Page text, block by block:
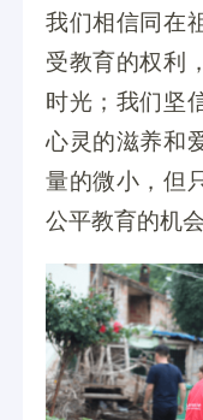
我们相信同在
受教育的权利
时光；我们坚
心灵的滋养和
量的微小，但
公平教育的机